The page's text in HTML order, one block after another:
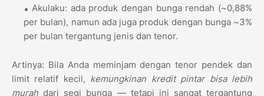
Akulaku: ada produk dengan bunga rendah (~0,88%
per bulan), namun ada juga produk dengan bunga ~3%
per bulan tergantung jenis dan tenor.
Artinya: Bila Anda meminjam dengan tenor pendek dan
limit relatif kecil, kemungkinan kredit pintar bisa lebih
murah dari segi bunga — tetapi ini sangat tergantung